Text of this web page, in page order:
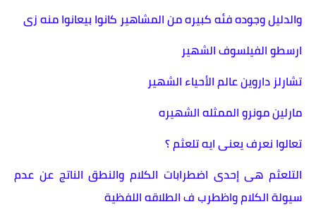
والدليل وجوده فئه كبيره من المشاهير كانوا بيعانوا منه زى
ارسطو الفيلسوف الشهير
تشارلز داروين عالم الأحياء الشهير
مارلين مونرو الممثله الشهيره
تعالوا نعرف يعنى ايه تلعثم ؟
التلعثم هى إحدى اضطرابات الكلام والنطق الناتج عن عدم
سيولة الكلام واظطرب ف الطلاقه اللفظية